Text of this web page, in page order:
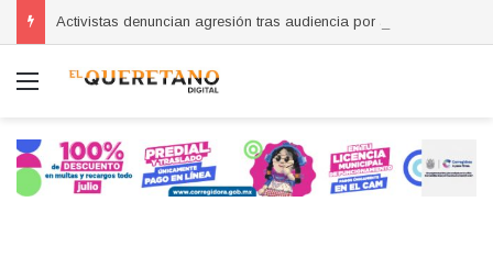
Menú